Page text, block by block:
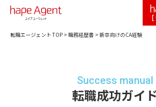
[
転職エージェント TOP > 職務経歴書 > 新卒向けのCA経験
Success manual
転職成功ガイ